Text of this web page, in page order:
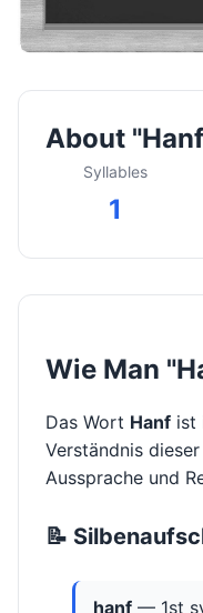
About
Syllables
1
Wie Man
Das Wort Hanf ist
Verständnis
Aussprache und
📝
hanf — 1st